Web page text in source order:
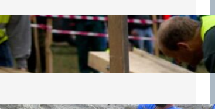
Nová pravidla pro účastníky
13 července, 2026